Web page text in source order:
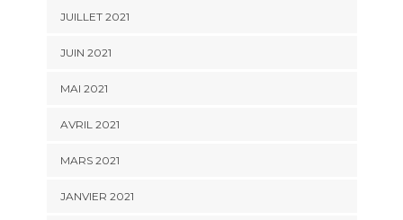
JUILLET 2021
JUIN 2021
MAI 2021
AVRIL 2021
MARS 2021
JANVIER 2021